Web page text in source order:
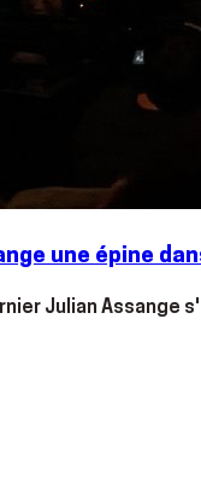
une épine
Julian